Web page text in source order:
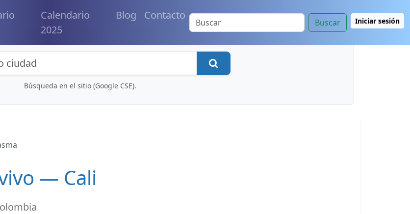
Calendario
2025
Blog Contacto
Buscar Iniciar sesión
de radios y contenidos
Búsqueda en el sitio (Google CSE).
— Cali